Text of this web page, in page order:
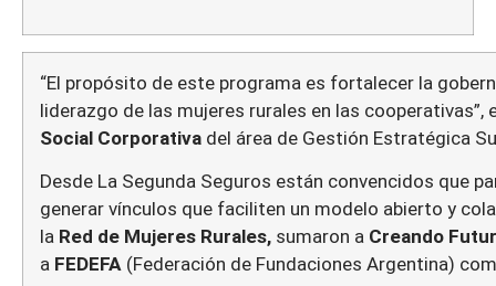
“El propósito de este programa es fortalecer la
liderazgo de las mujeres rurales en las cooperativas”,
Social Corporativa del área de Gestión Estratégica
Desde La Segunda Seguros están convencidos que
generar vínculos que faciliten un modelo abierto y
la Red de Mujeres Rurales, sumaron a Creando
a FEDEFA (Federación de Fundaciones Argentina)